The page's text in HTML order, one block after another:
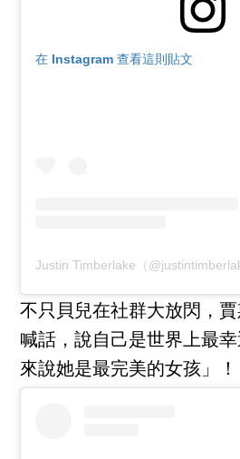
在 Instagram 查看這則貼文
Justin Timberlake（
不只貝兒在社群大放閃，
喊話，說自己是世界上最
來說她是最完美的女孩」！